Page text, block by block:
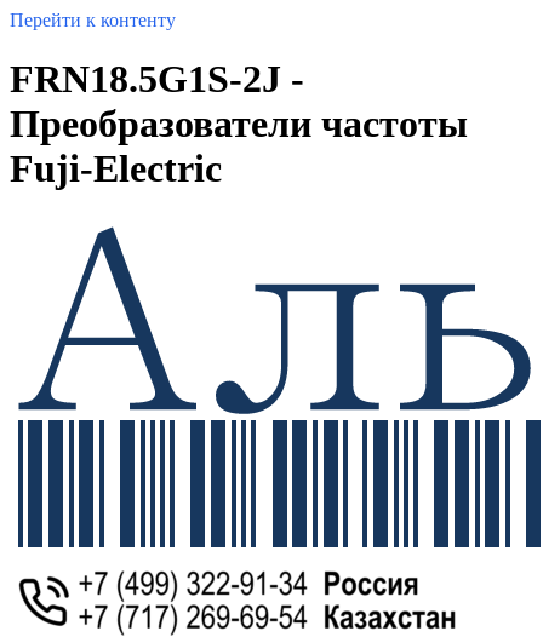
Перейти к контенту
FRN18.5G1S-2J -
Преобразователи частоты
Fuji-Electric